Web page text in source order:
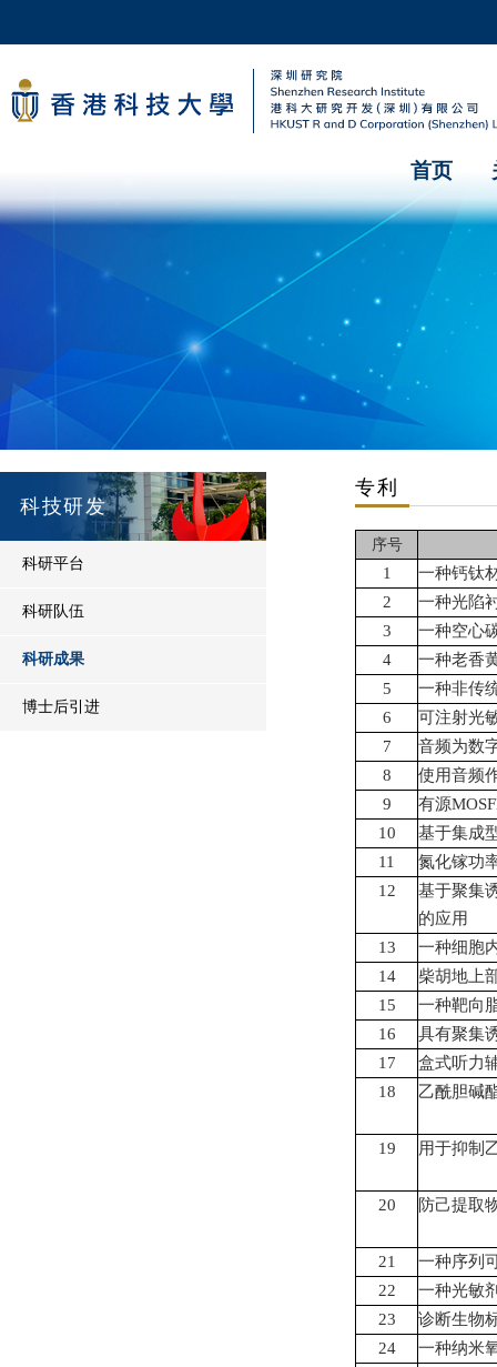
首页
科技研发
科研平台
科研队伍
科研成果
博士后引进
专利
序号
1
一种钙钛
2
一种光陷
3
一种空心
4
一种老香
5
一种非传
6
可注射光
7
音频为数
8
使用音频
9
有源
10
基于集成
11
氮化镓功
12
基于聚集
的应用
13
一种细胞
14
柴胡地上
15
一种靶向
16
具有聚集
17
盒式听力
18
乙酰胆碱
19 用于抑制
20 防己提取
21
一种序列
22
一种光敏
23
诊断生物
24
一种纳米